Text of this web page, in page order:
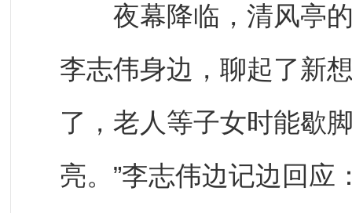
夜幕降临，清风亭的
李志伟身边，聊起了新
了，老人等子女时能歇
亮。”李志伟边记边回应